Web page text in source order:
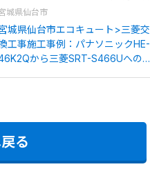
城県仙台市
城県仙台市エコキュート>三菱交
工事施工事例：パナソニックHE-
から三菱SRT-S466Uへの
る